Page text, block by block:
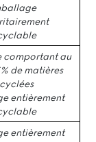
comportant au
de matières
entièrement
entièrement